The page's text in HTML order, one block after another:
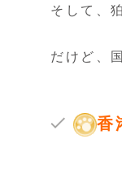
そして、
だけど、
香